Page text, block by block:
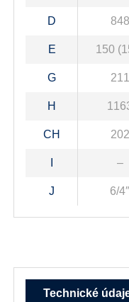
D 848
E 150
G 211
H
CH 202
–
J 6/4″
Technické